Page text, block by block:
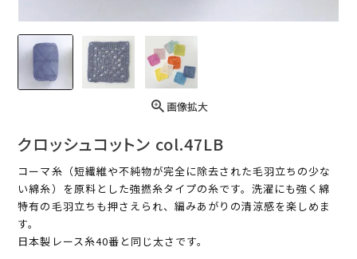
画像拡大
クロッシュコットン col.47LB
コーマ糸（短繊維や不純物が完全に除去された毛羽立ちの少な
い綿糸）を原料とした強撚糸タイプの糸です。洗濯にも強く綿
特有の毛羽立ちも押さえられ、編みあがりの清涼感を楽しめま
す。
日本製レース糸40番と同じ太さです。